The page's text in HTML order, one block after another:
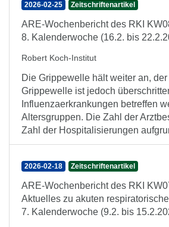
2026-02-25 Zeitschriftenartikel
ARE-Wochenbericht des RKI
8. Kalenderwoche (16.2. bis
Robert Koch-Institut
Die Grippewelle hält weiter an,
Grippewelle ist jedoch
Influenzaerkrankungen betreffen
Altersgruppen. Die Zahl der
Zahl der Hospitalisierungen
2026-02-18 Zeitschriftenartikel
ARE-Wochenbericht des RKI
Aktuelles zu akuten
7. Kalenderwoche (9.2. bis